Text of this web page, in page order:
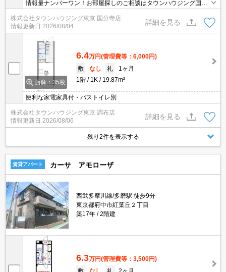
情報量ナンバーワン！お部屋探しのご相談はタウンハウジング国分
寺店にお任せを！
株式会社タウンハウジング東京 国分寺店
情報更新日 2026/08/04
詳細を見る
画像：35枚
6.4万円(管理費等：6,000円)
敷
なし 礼
1ヶ月
1階
1K 19.87m²
便利な家電家具付・バストイレ別
株式会社タウンハウジング東京 調布店
情報更新日 2026/08/06
詳細を見る
残り2件を表示する
賃貸アパート カーサ アモローザ
西武多摩川線/多磨駅 徒歩9分
東京都府中市紅葉丘２丁目
築17年
2階建
6.3万円(管理費等：3,500円)
敷
なし 礼
2ヶ月